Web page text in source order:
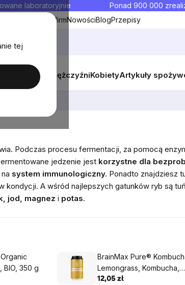
tej
laboratoryjnie Ponad 900 000
hurtowa dla firmNowościBlogPrzepisy
promocyjne MężczyźniKobietyArtykuły
Podczas procesu fermentacji, za pomocą
jedzenie jest korzystne dla
system immunologiczny. Ponadto znajdziesz
kondycji. A wśród najlepszych gatunków ryb są
jod, magnez i potas.
BIO, 350 g
BrainMax Pure®
Lemongrass, Kombucha,
Trawa cytrynowa, 330 ml
12,05 zł